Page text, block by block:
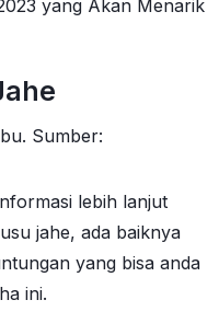
yang Akan Menarik
Sumber:
lebih lanjut
jahe, ada baiknya
yang bisa anda
ini.